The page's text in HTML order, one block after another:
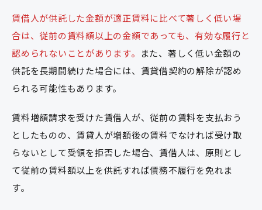
賃借人が供託した金額が適正賃料に比べて著しく低い場
合は、従前の賃料額以上の金額であっても、有効な履行と
認められないことがあります。
また、著しく低い金額の
供託を長期間続けた場合には、賃貸借契約の解除が認め
られる可能性もあります。
賃料増額請求を受けた賃借人が、従前の賃料を支払おう
としたものの、賃貸人が増額後の賃料でなければ受け取
らないとして受領を拒否した場合、賃借人は、原則とし
て従前の賃料額以上を供託すれば債務不履行を免れま
す。